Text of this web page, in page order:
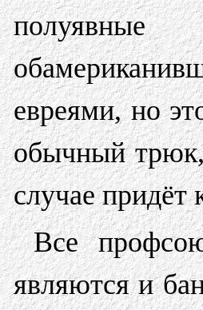
полуявные
евреями, но
обычный трюк,
случае придёт
Все
являются и